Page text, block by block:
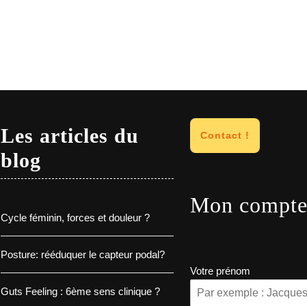
Les articles du
blog
Cycle féminin, forces et douleur ?
Posture: rééduquer le capteur podal?
Guts Feeling : 6ème sens clinique ?
Contact !
Mon compte
Votre prénom